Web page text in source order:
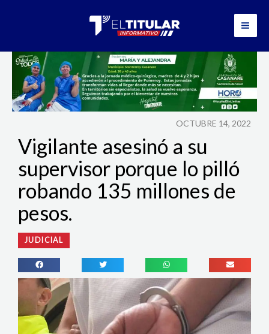
OCTUBRE 14, 2022
Vigilante asesinó a su
supervisor porque lo pilló
robando 135 millones de
pesos.
JUDICIAL